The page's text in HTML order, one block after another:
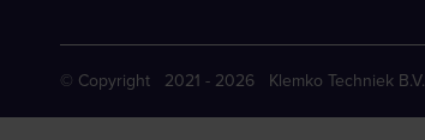
© Copyright 2021 - 2026 Klemko Techniek B.V.